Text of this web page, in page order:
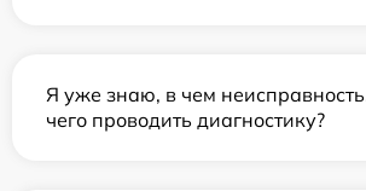
Я уже знаю, в чем
чего проводить диагностику?